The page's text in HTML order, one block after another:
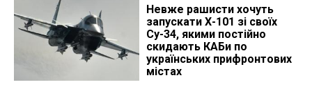
Невже рашисти хочуть
запускати Х-101 зі своїх
Су-34, якими постійно
скидають КАБи по
українських прифронтових
містах